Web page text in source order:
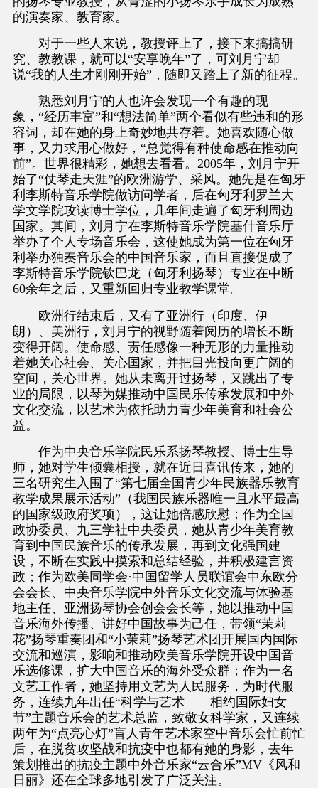
的演奏家、教育家。
对于一些人来说，教授评上了，接下来搞搞研
究、教教课，就可以“安享晚年”了，可刘月宁却
说“我的人生才刚刚开始”，随即又踏上了新的征程。
熟悉刘月宁的人也许会发现一个有趣的现
象，“经历丰富”和“想法简单”两个看似有些违和的形
容词，却在她的身上奇妙地共存着。她喜欢随心做
事，又力求用心做好，“总觉得有种使命感在推动向
前”。世界很精彩，她想去看看。2005年，刘月宁开
始了“仗琴走天涯”的欧洲游学、采风。她先是在匈牙
利李斯特音乐学院做访问学者，后在匈牙利罗兰大
学文学院攻读博士学位，几年间走遍了匈牙利周边
国家。其间，刘月宁在李斯特音乐学院基什音乐厅
举办了个人专场音乐会，这使她成为第一位在匈牙
利举办独奏音乐会的中国音乐家，而且直接促成了
李斯特音乐学院钦巴龙（匈牙利扬琴）专业在中断
60余年之后，又重新回归专业教学课堂。
欧洲行结束后，又有了亚洲行（印度、伊
朗）、美洲行，刘月宁的视野随着阅历的增长不断
变得开阔。使命感、责任感像一种无形的力量推动
着她关心社会、关心国家，并把目光投向更广阔的
空间，关心世界。她从未离开过扬琴，又跳出了专
业的局限，以琴为媒推动中国民乐传承发展和中外
文化交流，以艺术为依托助力青少年美育和社会公
益。
作为中央音乐学院民乐系扬琴教授、博士生导
师，她对学生倾囊相授，就在近日喜讯传来，她的
三名研究生入围了“第七届全国青少年民族器乐教育
教学成果展示活动”（我国民族乐器唯一且水平最高
的国家级政府奖项），这让她倍感欣慰；作为全国
政协委员、九三学社中央委员，她从青少年美育教
育到中国民族音乐的传承发展，再到文化强国建
设，不断在实践中摸索和总结经验，并积极建言资
政；作为欧美同学会·中国留学人员联谊会中东欧分
会会长、中央音乐学院中外音乐文化交流与体验基
地主任、亚洲扬琴协会创会会长等，她以推动中国
音乐海外传播、讲好中国故事为己任，带领“茉莉
花”扬琴重奏团和“小茉莉”扬琴艺术团开展国内国际
交流和巡演，影响和推动欧美音乐学院开设中国音
乐选修课，扩大中国音乐的海外受众群；作为一名
文艺工作者，她坚持用文艺为人民服务，为时代服
务，连续九年出任“科学与艺术——相约国际妇女
节”主题音乐会的艺术总监，致敬女科学家，又连续
两年为“点亮心灯”盲人青年艺术家空中音乐会忙前忙
后，在脱贫攻坚战和抗疫中也都有她的身影，去年
策划推出的抗疫主题中外音乐家“云合乐”MV《风和
日丽》还在全球多地引发了广泛关注。